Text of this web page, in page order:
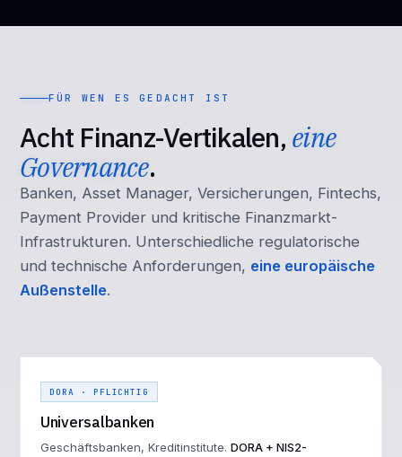
FÜR WEN ES GEDACHT IST
Acht Finanz-Vertikalen, eine
Governance.
Banken, Asset Manager, Versicherungen, Fintechs,
Payment Provider und kritische Finanzmarkt-
Infrastrukturen. Unterschiedliche regulatorische
und technische Anforderungen, eine europäische
Außenstelle.
DORA · PFLICHTIG
Universalbanken
Geschäftsbanken, Kreditinstitute. DORA + NIS2-